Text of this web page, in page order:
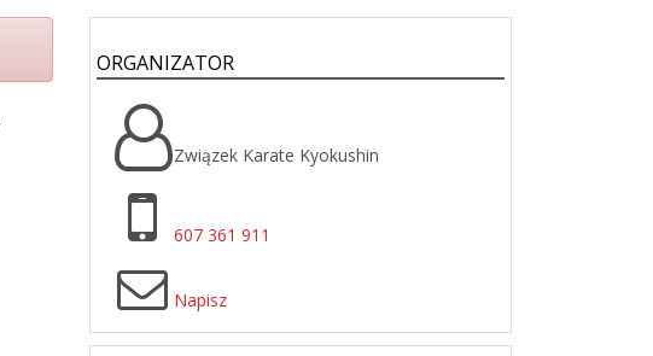
ORGANIZATOR
Związek Karate Kyokushin
607 361 911
Napisz